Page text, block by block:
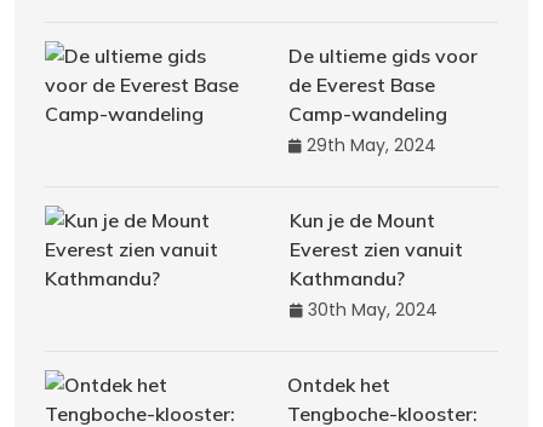
De ultieme gids voor
de Everest Base
Camp-wandeling
29th May, 2024
Kun je de Mount
Everest zien vanuit
Kathmandu?
30th May, 2024
Ontdek het
Tengboche-klooster: